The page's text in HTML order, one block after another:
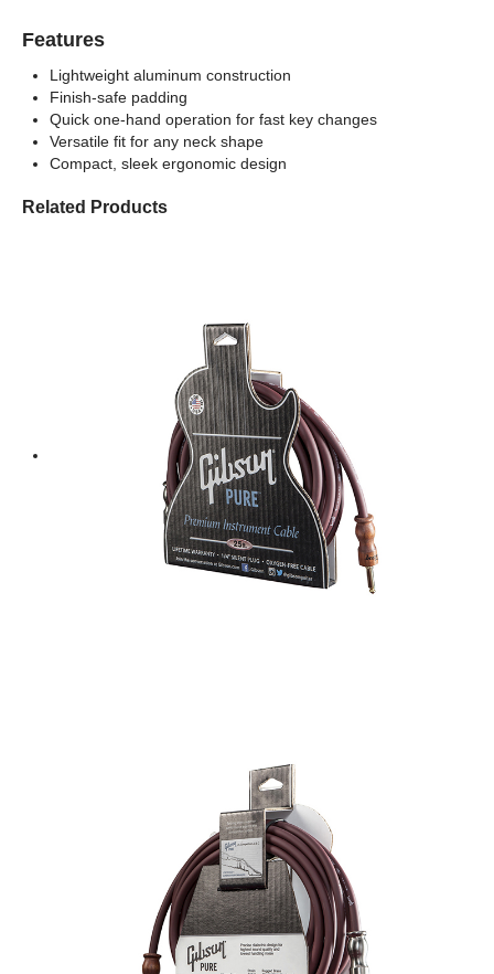
Features
Lightweight aluminum construction
Finish-safe padding
Quick one-hand operation for fast key changes
Versatile fit for any neck shape
Compact, sleek ergonomic design
Related Products